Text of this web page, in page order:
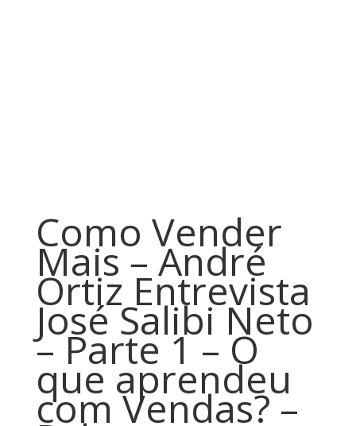
Como Vender
Mais – André
Ortiz Entrevista
José Salibi Neto
– Parte 1 – O
que aprendeu
com Vendas? –